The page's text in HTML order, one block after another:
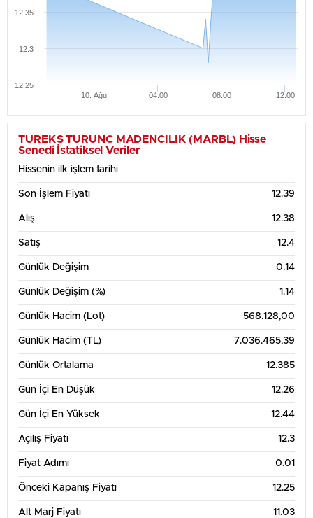
10. Ağu 04:00 08:00 12:00
12.25
12.3
12.35
Haftalık Grafik Tablosu
4. Ağu 10. Ağu
11.8
12
12.2
12.4
12.6
13. Tem 20. Tem 10. Ağu
11.5
12
13
13.5
TUREKS TURUNC MADENCILIK (MARBL) Hisse
Senedi İstatiksel Veriler
Hissenin ilk işlem tarihi
Son İşlem Fiyatı 12.39
Alış 12.38
Satış 12.4
Günlük Değişim 0.14
Günlük Değişim (%) 1.14
Günlük Hacim (Lot) 568.128,00
Günlük Hacim (TL) 7.036.465,39
Günlük Ortalama 12.385
Gün İçi En Düşük 12.26
Gün İçi En Yüksek 12.44
Açılış Fiyatı 12.3
Fiyat Adımı 0.01
Önceki Kapanış Fiyatı 12.25
Alt Marj Fiyatı 11.03